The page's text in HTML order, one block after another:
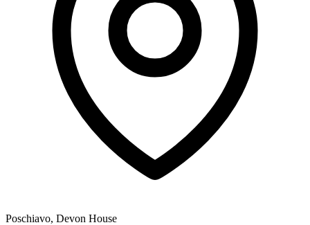
Poschiavo, Devon House